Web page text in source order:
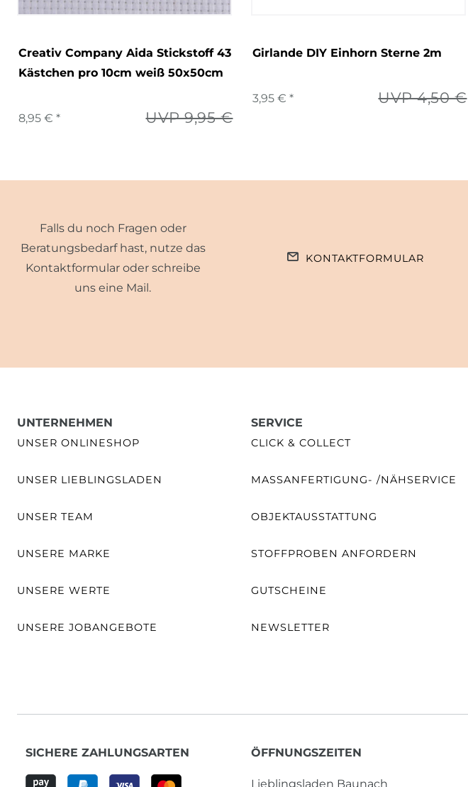
Creativ Company Aida Stickstoff 43
Kästchen pro 10cm weiß 50x50cm
UVP 9,95 €
8,95 € *
Girlande DIY Einhorn Sterne 2m
UVP 4,50 €
3,95 € *
Falls du noch Fragen oder
Beratungsbedarf hast, nutze das
Kontaktformular oder schreibe
uns eine Mail.
KONTAKTFORMULAR
UNTERNEHMEN
UNSER ONLINESHOP
UNSER LIEBLINGSLADEN
UNSER TEAM
UNSERE MARKE
UNSERE WERTE
UNSERE JOBANGEBOTE
SERVICE
CLICK & COLLECT
MASSANFERTIGUNG- /NÄHSERVICE
OBJEKTAUSSTATTUNG
STOFFPROBEN ANFORDERN
GUTSCHEINE
NEWSLETTER
SICHERE ZAHLUNGSARTEN ÖFFNUNGSZEITEN
Lieblingsladen Baunach